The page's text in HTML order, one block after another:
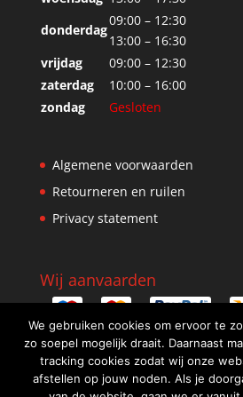
donderdag
09:00 – 12:30
13:00 – 16:30
vrijdag
09:00 – 12:30
zaterdag
10:00 – 16:00
zondag
Gesloten
Algemene voorwaarden
Retourneren en ruilen
Privacy statement
Wij aanvaarden
We gebruiken cookies om ervoor te
zo soepel mogelijk draait. Daarnaast
tracking cookies zodat wij onze
afstellen op jouw noden. Als je